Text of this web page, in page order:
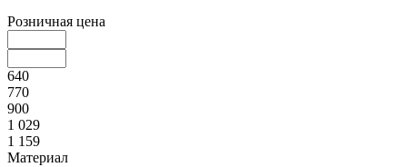
Розничная цена
640
770
900
1 029
1 159
Материал